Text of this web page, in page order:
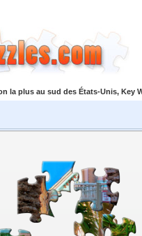
la plus au sud des États-Unis, Key